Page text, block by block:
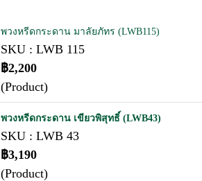
พวงหรีดกระดาน มาลัยภัทร (LWB115)
SKU : LWB 115
฿2,200
(Product)
พวงหรีดกระดาน เขียวพิสุทธิ์ (LWB43)
SKU : LWB 43
฿3,190
(Product)